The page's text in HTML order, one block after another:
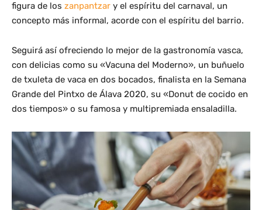
figura de los zanpantzar y el espíritu del carnaval, un
concepto más informal, acorde con el espíritu del barrio.
Seguirá así ofreciendo lo mejor de la gastronomía vasca,
con delicias como su «Vacuna del Moderno», un buñuelo
de txuleta de vaca en dos bocados, finalista en la Semana
Grande del Pintxo de Álava 2020, su «Donut de cocido en
dos tiempos» o su famosa y multipremiada ensaladilla.